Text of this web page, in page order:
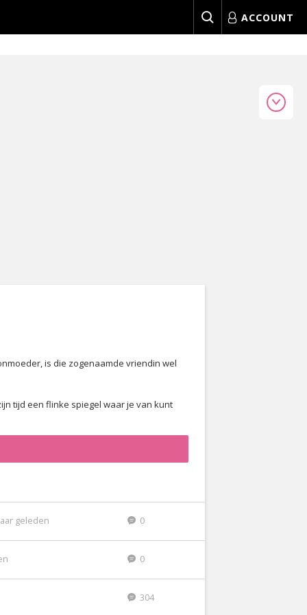
ACCOUNT
is die zogenaamde vriendin wel
tijd een flinke spiegel waar je van kunt
geleden 0
0
304